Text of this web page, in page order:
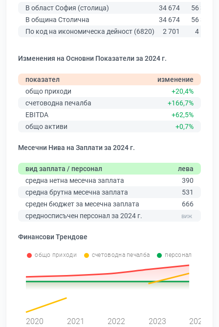
В област София (столица)
34 674
56 378
В община Столична
34 674
56 378
По код на икономическа дейност (6820)
2 701 4 182
Изменения на Основни Показатели за 2024 г.
показател
изменение
общо приходи
+20,4%
счетоводна печалба
+166,7%
EBITDA
+62,5%
общо активи
+0,7%
Месечни Нива на Заплати за 2024 г.
вид заплата / персонал
лева
средна нетна месечна заплата
390
средна брутна месечна заплата
531
среден бюджет за месечна заплата
666
средносписъчен персонал за 2024 г.
Финансови Трендове
общо приходи счетоводна печалба персонал
2020 2021 2022 2023 2024